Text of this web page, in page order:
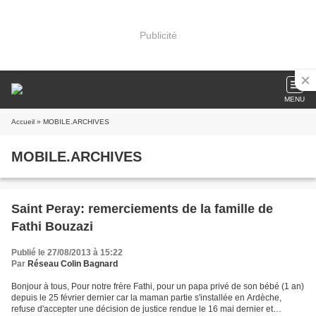
Publicité
MENU
Accueil » MOBILE.ARCHIVES
MOBILE.ARCHIVES
Saint Peray: remerciements de la famille de
Fathi Bouzazi
Publié le 27/08/2013 à 15:22
Par Réseau Colin Bagnard
Bonjour à tous, Pour notre frère Fathi, pour un papa privé de son bébé (1 an)
depuis le 25 février dernier car la maman partie s'installée en Ardèche,
refuse d'accepter une décision de justice rendue le 16 mai dernier et